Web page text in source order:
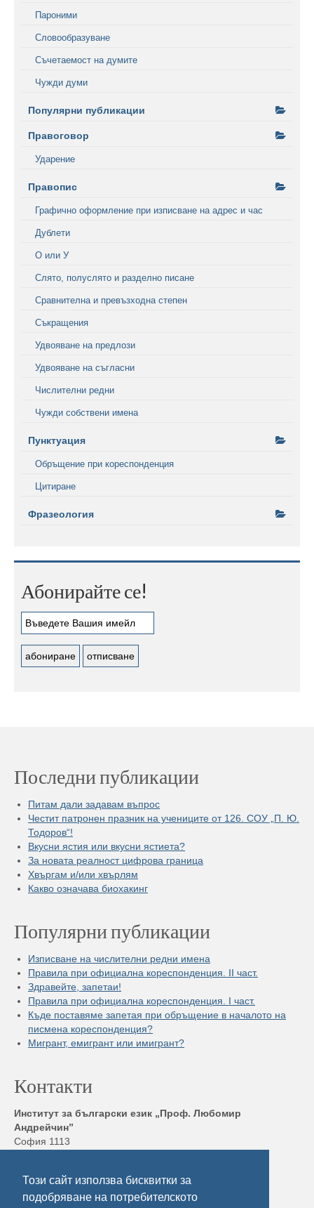
Този сайт използва бисквитки за
подобряване на потребителското
Пароними
Словообразуване
Съчетаемост на думите
Чужди думи
Популярни публикации
Правоговор
Ударение
Правопис
Графично оформление при изписване на адрес и час
Дублети
О или У
Слято, полуслято и разделно писане
Сравнителна и превъзходна степен
Съкращения
Удвояване на предлози
Удвояване на съгласни
Числителни редни
Чужди собствени имена
Пунктуация
Обръщение при кореспонденция
Цитиране
Фразеология
Абонирайте се!
Последни публикации
Питам дали задавам въпрос
Честит патронен празник на учениците от 126. СОУ „П. Ю.
Тодоров“!
Вкусни ястия или вкусни ястиета?
За новата реалност цифрова граница
Хвъргам и/или хвърлям
Какво означава биохакинг
Популярни публикации
Изписване на числителни редни имена
Правила при официална кореспонденция. II част.
Здравейте, запетаи!
Правила при официална кореспонденция. I част.
Къде поставяме запетая при обръщение в началото на
писмена кореспонденция?
Мигрант, емигрант или имигрант?
Контакти
Институт за български език „Проф. Любомир
Андрейчин”
София 1113
Електронна поща:ibl@ibl.bas.bg